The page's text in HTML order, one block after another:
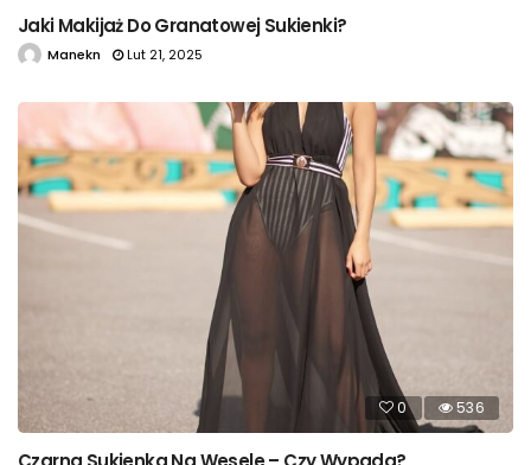
Jaki Makijaż Do Granatowej Sukienki?
Manekn Lut 21, 2025
0 536